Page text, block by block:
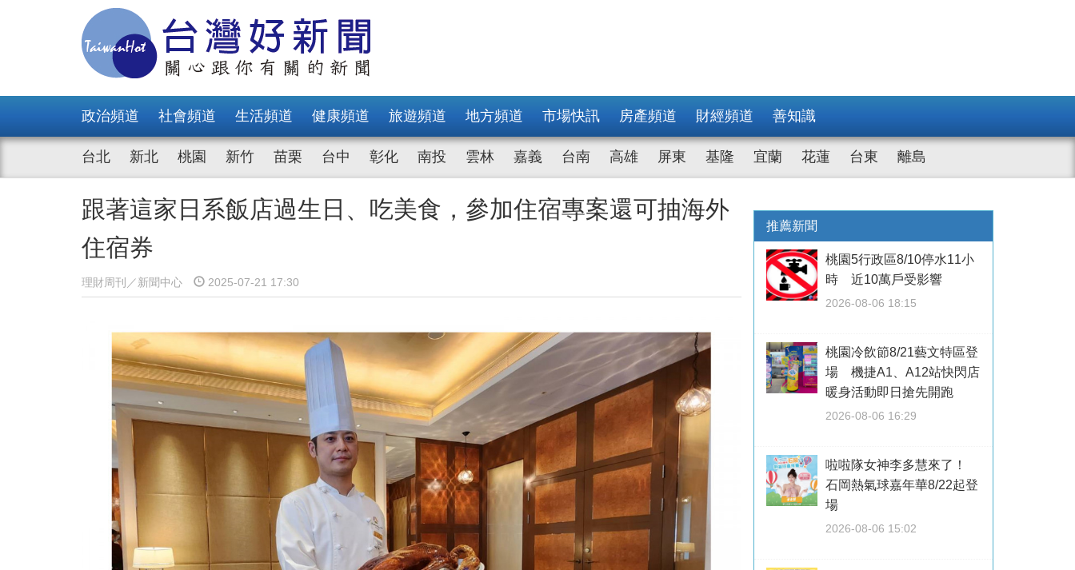
政治頻道 社會頻道 生活頻道 健康頻道 旅遊頻道 地方頻道 市場快訊 房產頻道 財經頻道 善知識
台北 新北 桃園 新竹 苗栗 台中 彰化 南投 雲林 嘉義 台南 高雄 屏東 基隆 宜蘭 花蓮 台東 離島
跟著這家日系飯店過生日、吃美食，參加住宿專案還可抽海外
住宿券
理財周刊／新聞中心 2025-07-21 17:30
推薦新聞
桃園5行政區8/10停水11小
時 近10萬戶受影響
2026-08-06 18:15
桃園冷飲節8/21藝文特區登
場 機捷A1、A12站快閃店
暖身活動即日搶先開跑
2026-08-06 16:29
啦啦隊女神李多慧來了！
石岡熱氣球嘉年華8/22起登
場
2026-08-06 15:02